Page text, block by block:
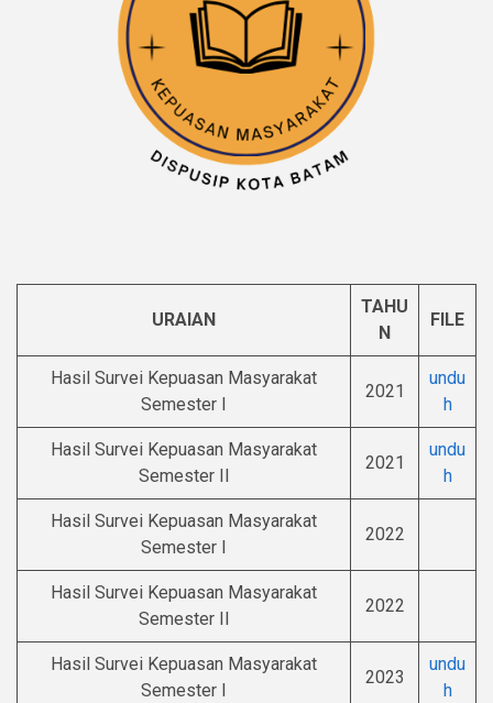
URAIAN
TAHU
N
FILE
Hasil Survei Kepuasan Masyarakat
Semester I
2021
undu
h
Hasil Survei Kepuasan Masyarakat
Semester II
2021
undu
h
Hasil Survei Kepuasan Masyarakat
Semester I
2022
Hasil Survei Kepuasan Masyarakat
Semester II
2022
Hasil Survei Kepuasan Masyarakat
Semester I
2023
undu
h